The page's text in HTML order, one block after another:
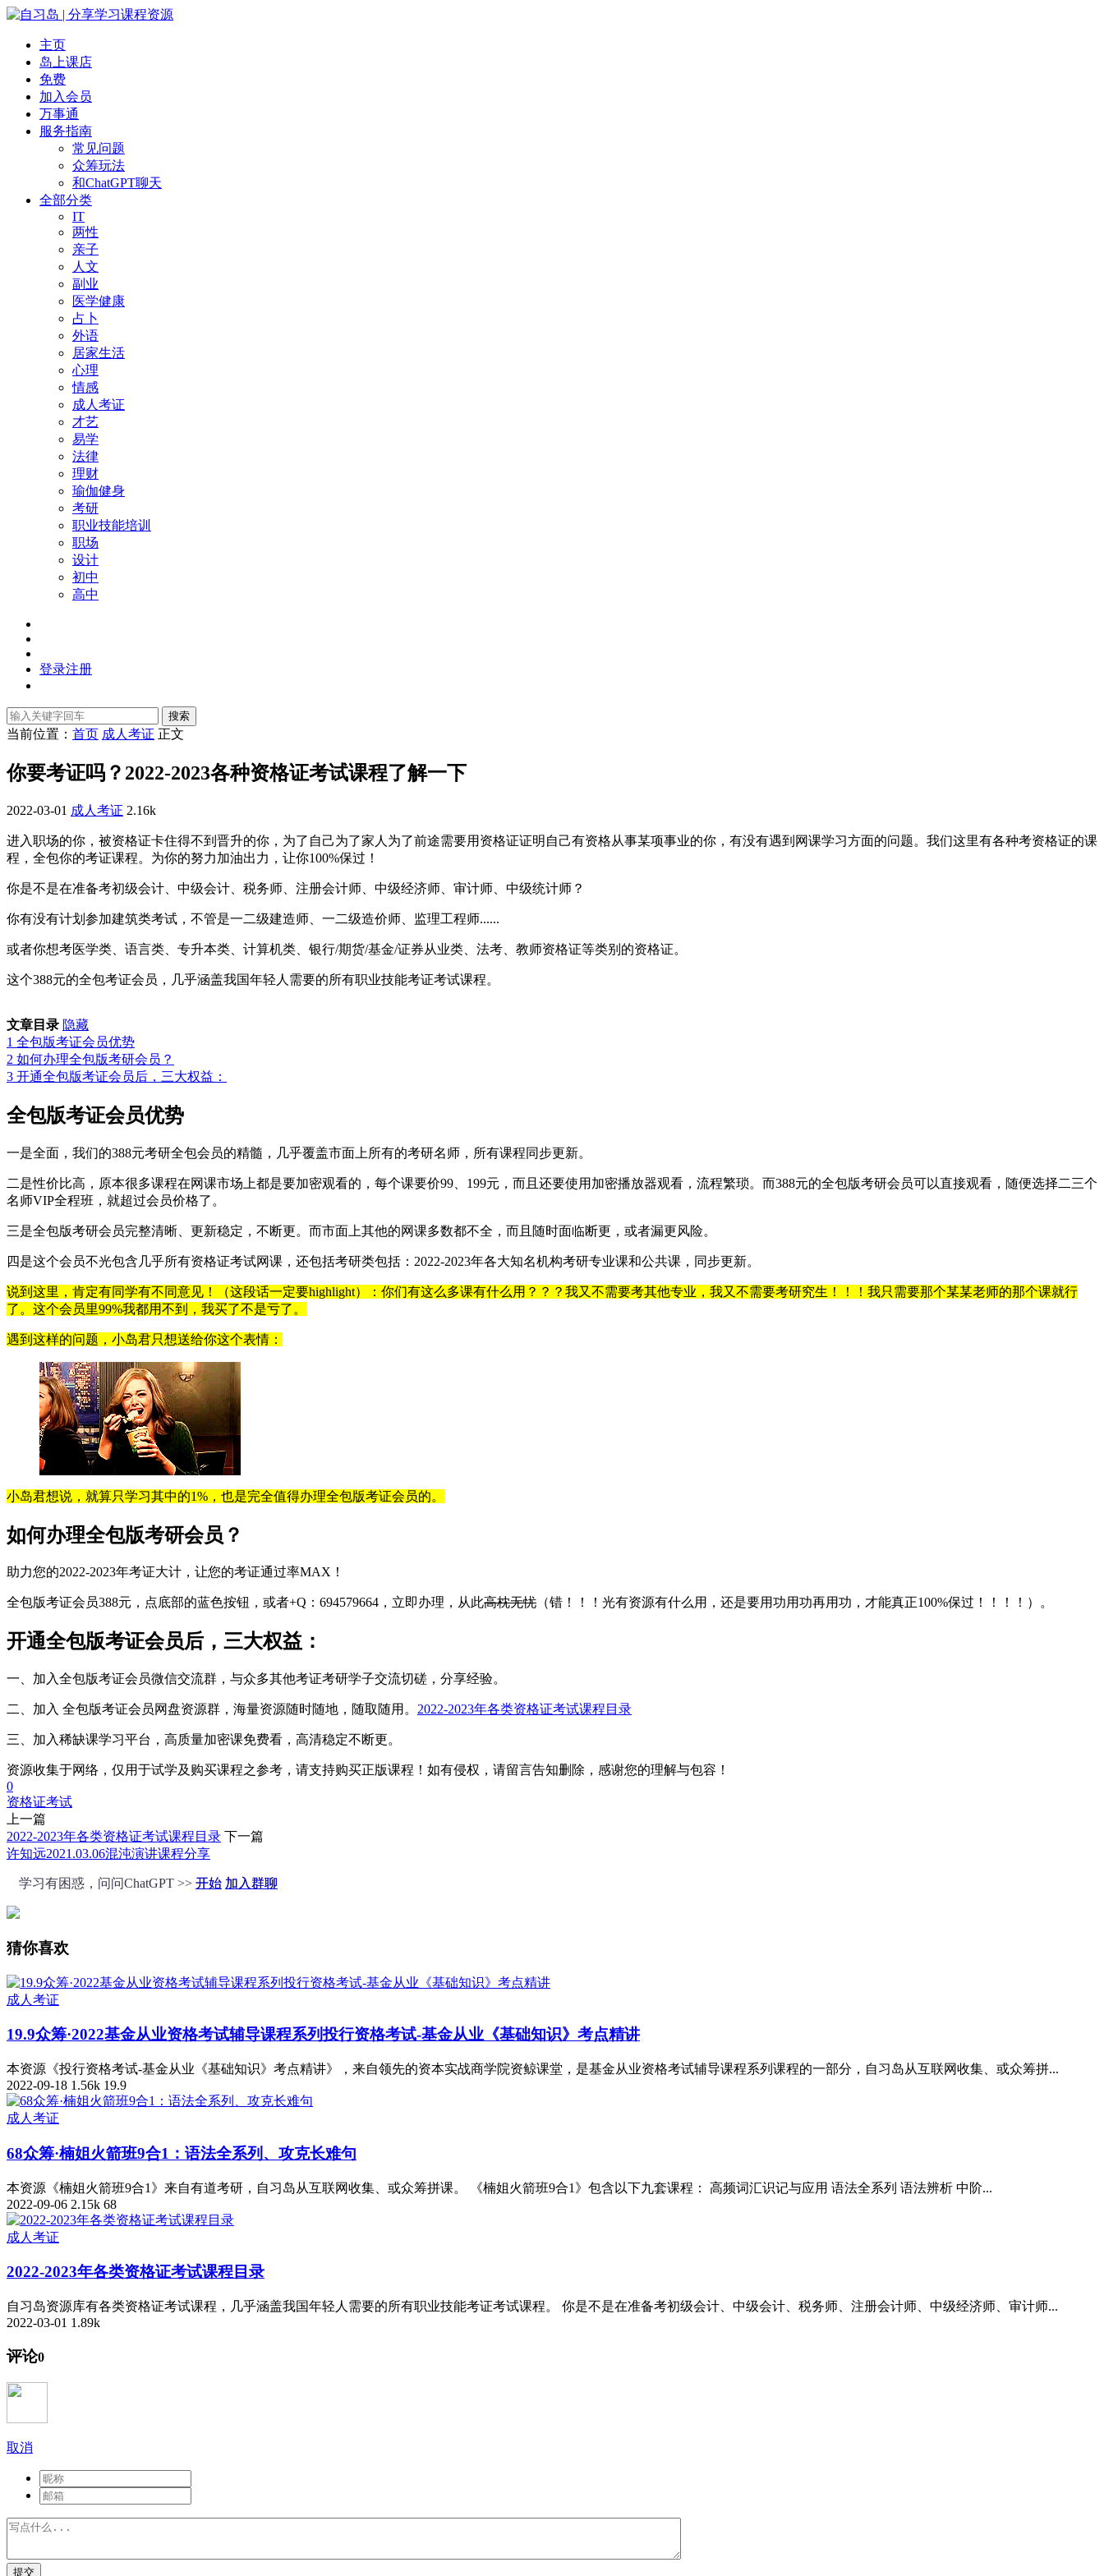
主页
岛上课店
免费
加入会员
万事通
服务指南
常见问题
众筹玩法
和ChatGPT聊天
全部分类
IT
两性
亲子
人文
副业
医学健康
占卜
外语
居家生活
心理
情感
成人考证
才艺
易学
法律
理财
瑜伽健身
考研
职业技能培训
职场
设计
初中
高中
登录注册
搜索
当前位置： 首页 成人考证 正文
你要考证吗？2022-2023各种资格证考试课程了解一下
2022-03-01 成人考证 2.16k
进入职场的你，被资格证卡住得不到晋升的你，为了自己为了家人为了前途需要用资格证证明自己有资格从事某项事业的你，有没有遇到网课学习方面的问题。我们这里有各种考资格证的课
程，全包你的考证课程。为你的努力加油出力，让你100%保过！
你是不是在准备考初级会计、中级会计、税务师、注册会计师、中级经济师、审计师、中级统计师？
你有没有计划参加建筑类考试，不管是一二级建造师、一二级造价师、监理工程师......
或者你想考医学类、语言类、专升本类、计算机类、银行/期货/基金/证券从业类、法考、教师资格证等类别的资格证。
这个388元的全包考证会员，几乎涵盖我国年轻人需要的所有职业技能考证考试课程。
文章目录 隐藏
1 全包版考证会员优势
2 如何办理全包版考研会员？
3 开通全包版考证会员后，三大权益：
全包版考证会员优势
一是全面，我们的388元考研全包会员的精髓，几乎覆盖市面上所有的考研名师，所有课程同步更新。
二是性价比高，原本很多课程在网课市场上都是要加密观看的，每个课要价99、199元，而且还要使用加密播放器观看，流程繁琐。而388元的全包版考研会员可以直接观看，随便选择二三个
名师VIP全程班，就超过会员价格了。
三是全包版考研会员完整清晰、更新稳定，不断更。而市面上其他的网课多数都不全，而且随时面临断更，或者漏更风险。
四是这个会员不光包含几乎所有资格证考试网课，还包括考研类包括：2022-2023年各大知名机构考研专业课和公共课，同步更新。
说到这里，肯定有同学有不同意见！（这段话一定要highlight）：你们有这么多课有什么用？？？我又不需要考其他专业，我又不需要考研究生！！！我只需要那个某某老师的那个课就行
了。这个会员里99%我都用不到，我买了不是亏了。
遇到这样的问题，小岛君只想送给你这个表情：
小岛君想说，就算只学习其中的1%，也是完全值得办理全包版考证会员的。
如何办理全包版考研会员？
助力您的2022-2023年考证大计，让您的考证通过率MAX！
全包版考证会员388元，点底部的蓝色按钮，或者+Q：694579664，立即办理，从此高枕无忧 （错！！！光有资源有什么用，还是要用功用功再用功，才能真正100%保过！！！！）。
开通全包版考证会员后，三大权益：
一、加入全包版考证会员微信交流群，与众多其他考证考研学子交流切磋，分享经验。
二、加入 全包版考证会员网盘资源群，海量资源随时随地，随取随用。 2022-2023年各类资格证考试课程目录
三、加入稀缺课学习平台，高质量加密课免费看，高清稳定不断更。
资源收集于网络，仅用于试学及购买课程之参考，请支持购买正版课程！如有侵权，请留言告知删除，感谢您的理解与包容！
0
资格证考试
上一篇
2022-2023年各类资格证考试课程目录 下一篇
许知远2021.03.06混沌演讲课程分享
学习有困惑，问问ChatGPT >> 开始 加入群聊
猜你喜欢
成人考证
19.9众筹·2022基金从业资格考试辅导课程系列投行资格考试-基金从业《基础知识》考点精讲
本资源《投行资格考试-基金从业《基础知识》考点精讲》，来自领先的资本实战商学院资鲸课堂，是基金从业资格考试辅导课程系列课程的一部分，自习岛从互联网收集、或众筹拼...
2022-09-18 1.56k 19.9
成人考证
68众筹·楠姐火箭班9合1：语法全系列、攻克长难句
本资源《楠姐火箭班9合1》来自有道考研，自习岛从互联网收集、或众筹拼课。 《楠姐火箭班9合1》包含以下九套课程： 高频词汇识记与应用 语法全系列 语法辨析 中阶...
2022-09-06 2.15k 68
成人考证
2022-2023年各类资格证考试课程目录
自习岛资源库有各类资格证考试课程，几乎涵盖我国年轻人需要的所有职业技能考证考试课程。 你是不是在准备考初级会计、中级会计、税务师、注册会计师、中级经济师、审计师...
2022-03-01 1.89k
评论0
取消
提交